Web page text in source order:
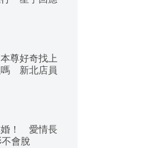
尊好奇找上
嗎 新北店員
婚！ 愛情長
會脫